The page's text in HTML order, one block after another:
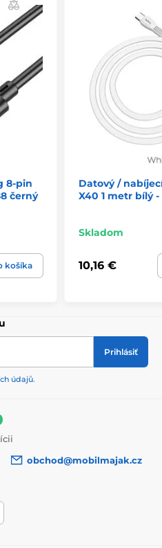
8-pin
černý
košíka
Datový /
X40 1 metr bílý -
Skladom
10,16 €
Prihlásiť
údajů.
obchod@mobilmajak.cz